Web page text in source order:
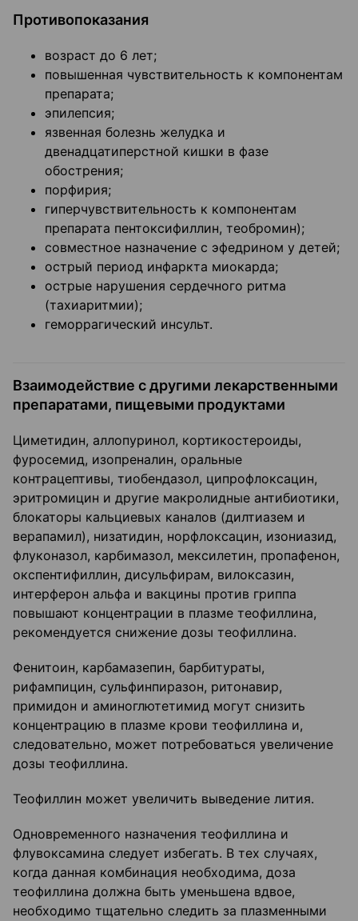
Противопоказания
возраст до 6 лет;
повышенная чувствительность к компонентам
препарата;
эпилепсия;
язвенная болезнь желудка и
двенадцатиперстной кишки в фазе
обострения;
порфирия;
гиперчувствительность к компонентам
препарата пентоксифиллин, теобромин);
совместное назначение с эфедрином у детей;
острый период инфаркта миокарда;
острые нарушения сердечного ритма
(тахиаритмии);
геморрагический инсульт.
Взаимодействие с другими лекарственными
препаратами, пищевыми продуктами
Циметидин, аллопуринол, кортикостероиды,
фуросемид, изопреналин, оральные
контрацептивы, тиобендазол, ципрофлоксацин,
эритромицин и другие макролидные антибиотики,
блокаторы кальциевых каналов (дилтиазем и
верапамил), низатидин, норфлоксацин, изониазид,
флуконазол, карбимазол, мексилетин, пропафенон,
окспентифиллин, дисульфирам, вилоксазин,
интерферон альфа и вакцины против гриппа
повышают концентрации в плазме теофиллина,
рекомендуется снижение дозы теофиллина.
Фенитоин, карбамазепин, барбитураты,
рифампицин, сульфинпиразон, ритонавир,
примидон и аминоглютетимид могут снизить
концентрацию в плазме крови теофиллина и,
следовательно, может потребоваться увеличение
дозы теофиллина.
Теофиллин может увеличить выведение лития.
Одновременного назначения теофиллина и
флувоксамина следует избегать. В тех случаях,
когда данная комбинация необходима, доза
теофиллина должна быть уменьшена вдвое,
необходимо тщательно следить за плазменными